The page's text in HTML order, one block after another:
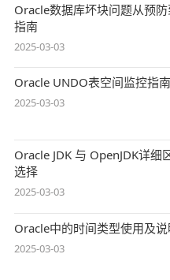
Oracle数据库坏块问题从预
指南
2025-03-03
Oracle UNDO表空间监控指南
2025-03-03
Oracle JDK 与 OpenJDK详细
选择
2025-03-03
Oracle中的时间类型使用及说
2025-03-03